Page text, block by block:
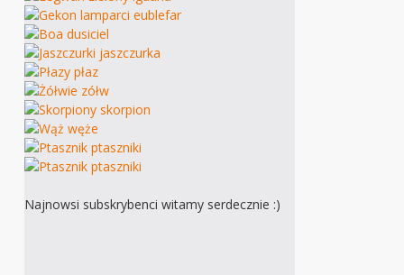
Najnowsi subskrybenci witamy serdecznie :)